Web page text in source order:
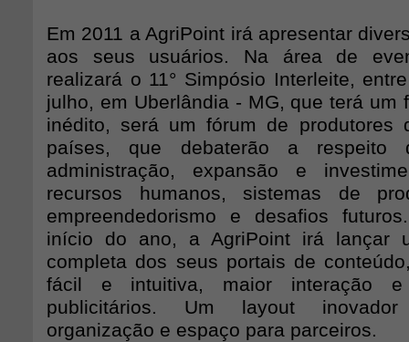
Em 2011 a AgriPoint irá apresentar
aos seus usuários. Na área de
realizará o 11° Simpósio Interleite,
julho, em Uberlândia - MG, que terá um
inédito, será um fórum de produtores
países, que debaterão a respeito
administração, expansão e
recursos humanos, sistemas de
empreendedorismo e desafios
início do ano, a AgriPoint irá lançar
completa dos seus portais de
fácil e intuitiva, maior interação e
publicitários. Um layout
organização e espaço para parceiros.